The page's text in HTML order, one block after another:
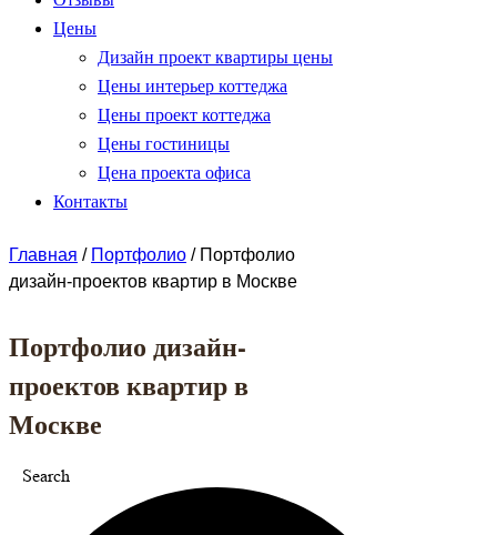
Цены
Дизайн проект квартиры цены
Цены интерьер коттеджа
Цены проект коттеджа
Цены гостиницы
Цена проекта офиса
Контакты
Главная / Портфолио / Портфолио
дизайн-проектов квартир в Москве
Портфолио дизайн-
проектов квартир в
Москве
Search